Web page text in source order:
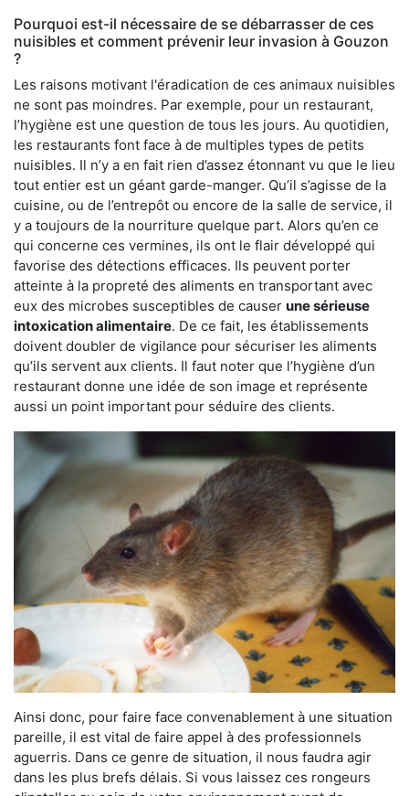
Pourquoi est-il nécessaire de se débarrasser de ces
nuisibles et comment prévenir leur invasion à Gouzon
?
Les raisons motivant l'éradication de ces animaux nuisibles
ne sont pas moindres. Par exemple, pour un restaurant,
l’hygiène est une question de tous les jours. Au quotidien,
les restaurants font face à de multiples types de petits
nuisibles. Il n’y a en fait rien d’assez étonnant vu que le lieu
tout entier est un géant garde-manger. Qu’il s’agisse de la
cuisine, ou de l’entrepôt ou encore de la salle de service, il
y a toujours de la nourriture quelque part. Alors qu’en ce
qui concerne ces vermines, ils ont le flair développé qui
favorise des détections efficaces. Ils peuvent porter
atteinte à la propreté des aliments en transportant avec
eux des microbes susceptibles de causer une sérieuse
intoxication alimentaire. De ce fait, les établissements
doivent doubler de vigilance pour sécuriser les aliments
qu’ils servent aux clients. Il faut noter que l’hygiène d’un
restaurant donne une idée de son image et représente
aussi un point important pour séduire des clients.
Ainsi donc, pour faire face convenablement à une situation
pareille, il est vital de faire appel à des professionnels
aguerris. Dans ce genre de situation, il nous faudra agir
dans les plus brefs délais. Si vous laissez ces rongeurs